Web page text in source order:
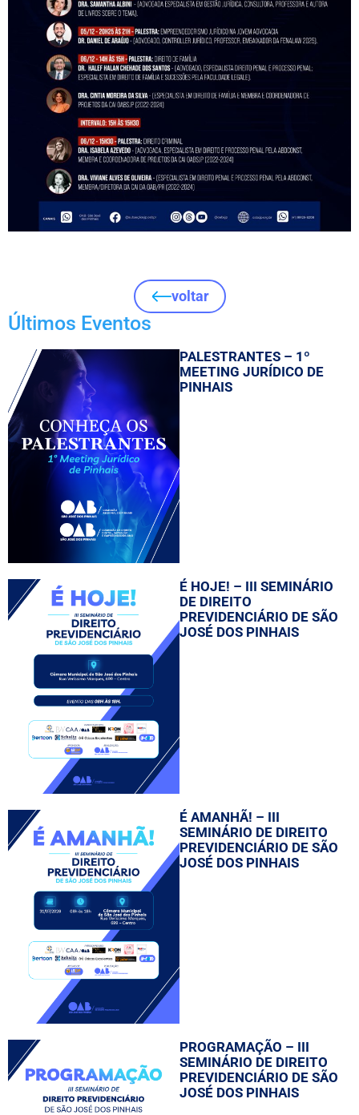
voltar
Últimos Eventos
PALESTRANTES – 1º
MEETING JURÍDICO DE
PINHAIS
É HOJE! – III SEMINÁRIO
DE DIREITO
PREVIDENCIÁRIO DE SÃO
JOSÉ DOS PINHAIS
É AMANHÃ! – III
SEMINÁRIO DE DIREITO
PREVIDENCIÁRIO DE SÃO
JOSÉ DOS PINHAIS
PROGRAMAÇÃO – III
SEMINÁRIO DE DIREITO
PREVIDENCIÁRIO DE SÃO
JOSÉ DOS PINHAIS